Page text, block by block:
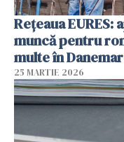
Rețeaua
muncă pentru
multe în
25 MARTIE 2026